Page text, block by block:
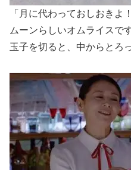
「月に代わっておしおきよ
ムーンらしいオムライスで
玉子を切ると、中からとろ